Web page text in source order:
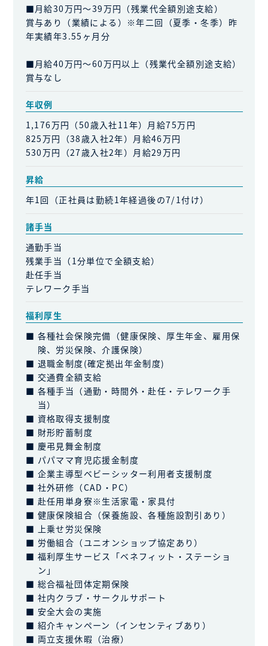
■月給30万円～39万円（残業代全額別途支給）
賞与あり（業績による）※年二回（夏季・冬季）昨
年実績年3.55ヶ月分
■月給40万円～60万円以上（残業代全額別途支給）
賞与なし
年収例
1,176万円（50歳入社11年）月給75万円
825万円（38歳入社2年）月給46万円
530万円（27歳入社2年）月給29万円
昇給
年1回（正社員は勤続1年経過後の7/1付け）
諸手当
通勤手当
残業手当（1分単位で全額支給）
赴任手当
テレワーク手当
福利厚生
各種社会保険完備（健康保険、厚生年金、雇用保
険、労災保険、介護保険）
退職金制度(確定拠出年金制度)
交通費全額支給
各種手当（通勤・時間外・赴任・テレワーク手
当）
資格取得支援制度
財形貯蓄制度
慶弔見舞金制度
パパママ育児応援金制度
企業主導型ベビーシッター利用者支援制度
社外研修（CAD・PC）
赴任用単身寮※生活家電・家具付
健康保険組合（保養施設、各種施設割引あり）
上乗せ労災保険
労働組合（ユニオンショップ協定あり）
福利厚生サービス「ベネフィット・ステーショ
ン」
総合福祉団体定期保険
社内クラブ・サークルサポート
安全大会の実施
紹介キャンペーン（インセンティブあり）
両立支援休暇（治療）